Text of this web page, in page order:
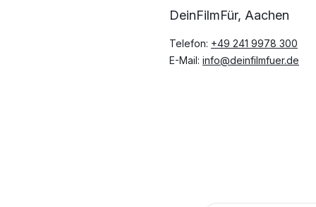
DeinFilmFür, Aachen
Telefon: +49 241 9978 300
E-Mail: info@deinfilmfuer.de